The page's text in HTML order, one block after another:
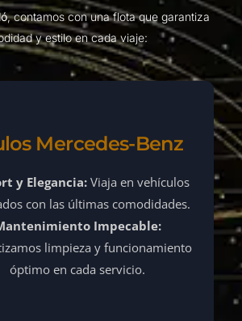
, contamos con una flota que garantiza
y estilo en cada viaje:
Mercedes-Benz
y Elegancia:Viaja en vehículos
con las últimas comodidades.
Impecable:
limpieza y funcionamiento
óptimo en cada servicio.